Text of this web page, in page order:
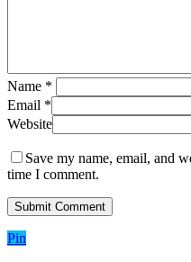
Name *
Email *
Website
Save my name, email, and
time I comment.
Pin